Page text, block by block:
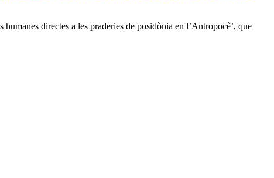
directes a les praderies de posidònia en l’Antropocè’, que